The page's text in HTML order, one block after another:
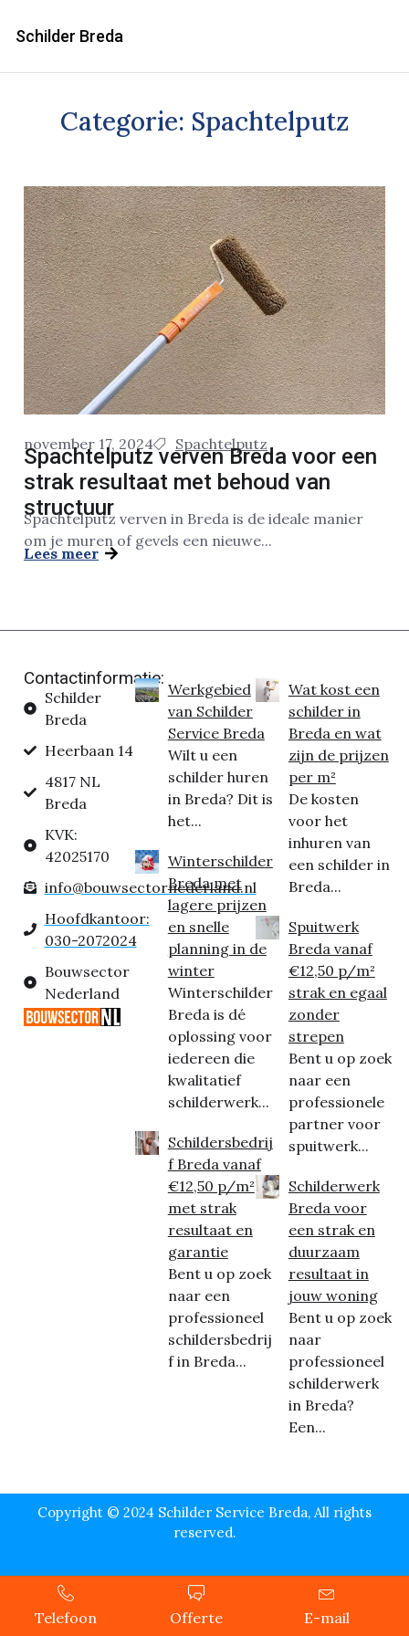
Schilder Breda
Categorie: Spachtelputz
november 17, 2024 Spachtelputz
Spachtelputz verven Breda voor een
strak resultaat met behoud van
structuur
Spachtelputz verven in Breda is de ideale manier
om je muren of gevels een nieuwe...
Lees meer
Contactinformatie:
Schilder
Breda
Heerbaan 14
4817 NL
Breda
KVK:
42025170
info@bouwsectornederland.nl
Hoofdkantoor:
030-2072024
Bouwsector
Nederland
Werkgebied
van Schilder
Service Breda
Wilt u een
schilder huren
in Breda? Dit is
het...
Winterschilder
Breda met
lagere prijzen
en snelle
planning in de
winter
Winterschilder
Breda is dé
oplossing voor
iedereen die
kwalitatief
schilderwerk...
Schildersbedrij
f Breda vanaf
€12,50 p/m²
met strak
resultaat en
garantie
Bent u op zoek
naar een
professioneel
schildersbedrij
f in Breda...
Wat kost een
schilder in
Breda en wat
zijn de prijzen
per m²
De kosten
voor het
inhuren van
een schilder in
Breda...
Spuitwerk
Breda vanaf
€12,50 p/m²
strak en egaal
zonder
strepen
Bent u op zoek
naar een
professionele
partner voor
spuitwerk...
Schilderwerk
Breda voor
een strak en
duurzaam
resultaat in
jouw woning
Bent u op zoek
naar
professioneel
schilderwerk
in Breda?
Een...
Copyright © 2024 Schilder Service Breda, All rights
reserved.
Telefoon Offerte E-mail